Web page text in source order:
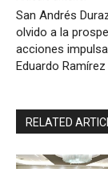
San Andrés
olvido a la
acciones
Eduardo Ramírez
RELATED